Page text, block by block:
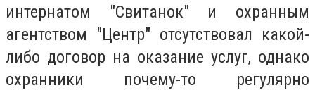
интернатом "Свитанок" и охранным
агентством "Центр" отсутствовал какой-
либо договор на оказание услуг, однако
охранники почему-то регулярно